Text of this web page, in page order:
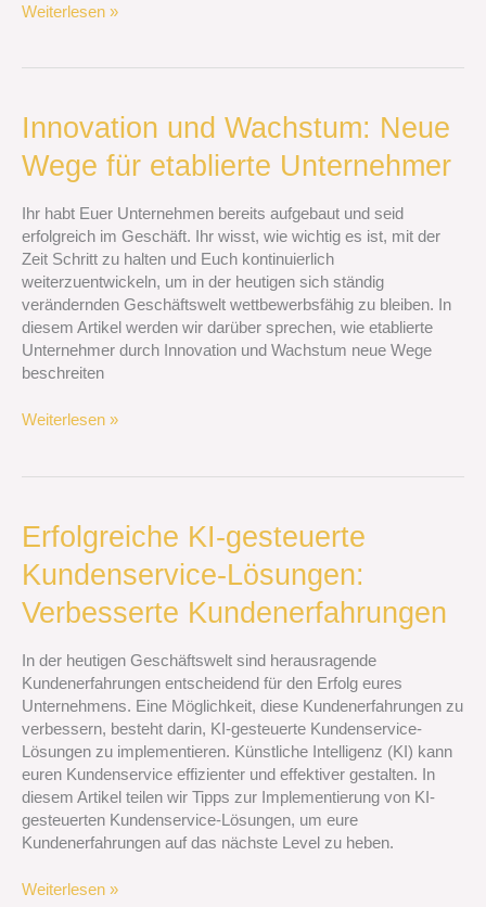
Weiterlesen »
Innovation und Wachstum: Neue
Wege für etablierte Unternehmer
Ihr habt Euer Unternehmen bereits aufgebaut und seid
erfolgreich im Geschäft. Ihr wisst, wie wichtig es ist, mit der
Zeit Schritt zu halten und Euch kontinuierlich
weiterzuentwickeln, um in der heutigen sich ständig
verändernden Geschäftswelt wettbewerbsfähig zu bleiben. In
diesem Artikel werden wir darüber sprechen, wie etablierte
Unternehmer durch Innovation und Wachstum neue Wege
beschreiten
Innovation
und
Wachstum:
Wege
für
etablierte
Unternehmer
Weiterlesen »
Erfolgreiche KI-gesteuerte
Kundenservice-Lösungen:
Verbesserte Kundenerfahrungen
In der heutigen Geschäftswelt sind herausragende
Kundenerfahrungen entscheidend für den Erfolg eures
Unternehmens. Eine Möglichkeit, diese Kundenerfahrungen zu
verbessern, besteht darin, KI-gesteuerte Kundenservice-
Lösungen zu implementieren. Künstliche Intelligenz (KI) kann
euren Kundenservice effizienter und effektiver gestalten. In
diesem Artikel teilen wir Tipps zur Implementierung von KI-
gesteuerten Kundenservice-Lösungen, um eure
Kundenerfahrungen auf das nächste Level zu heben.
Erfolgreiche
KI-
gesteuerte
Lösungen:
Kundenerfahrungen
Weiterlesen »